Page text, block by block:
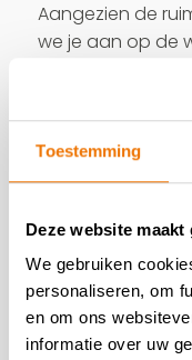
Toestemming
Deze website
We gebruiken
personaliseren, om
en om ons
informatie over uw
Aangezien de
we je aan op de